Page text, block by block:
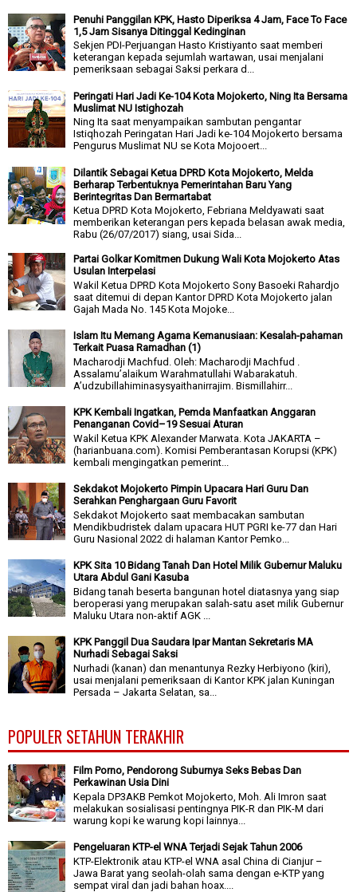
Penuhi Panggilan KPK, Hasto Diperiksa 4 Jam, Face To Face
1,5 Jam Sisanya Ditinggal Kedinginan
Sekjen PDI-Perjuangan Hasto Kristiyanto saat memberi
keterangan kepada sejumlah wartawan, usai menjalani
pemeriksaan sebagai Saksi perkara d...
Peringati Hari Jadi Ke-104 Kota Mojokerto, Ning Ita Bersama
Muslimat NU Istighozah
Ning Ita saat menyampaikan sambutan pengantar
Istiqhozah Peringatan Hari Jadi ke-104 Mojokerto bersama
Pengurus Muslimat NU se Kota Mojooert...
Dilantik Sebagai Ketua DPRD Kota Mojokerto, Melda
Berharap Terbentuknya Pemerintahan Baru Yang
Berintegritas Dan Bermartabat
Ketua DPRD Kota Mojokerto, Febriana Meldyawati saat
memberikan keterangan pers kepada belasan awak media,
Rabu (26/07/2017) siang, usai Sida...
Partai Golkar Komitmen Dukung Wali Kota Mojokerto Atas
Usulan Interpelasi
Wakil Ketua DPRD Kota Mojokerto Sony Basoeki Rahardjo
saat ditemui di depan Kantor DPRD Kota Mojokerto jalan
Gajah Mada No. 145 Kota Mojoke...
Islam Itu Memang Agama Kemanusiaan: Kesalah-pahaman
Terkait Puasa Ramadhan (1)
Macharodji Machfud. Oleh: Macharodji Machfud .
Assalamu’alaikum Warahmatullahi Wabarakatuh.
A’udzubillahiminasysyaithanirrajim. Bismillahirr...
KPK Kembali Ingatkan, Pemda Manfaatkan Anggaran
Penanganan Covid–19 Sesuai Aturan
Wakil Ketua KPK Alexander Marwata. Kota JAKARTA –
(harianbuana.com). Komisi Pemberantasan Korupsi (KPK)
kembali mengingatkan pemerint...
Sekdakot Mojokerto Pimpin Upacara Hari Guru Dan
Serahkan Penghargaan Guru Favorit
Sekdakot Mojokerto saat membacakan sambutan
Mendikbudristek dalam upacara HUT PGRI ke-77 dan Hari
Guru Nasional 2022 di halaman Kantor Pemko...
KPK Sita 10 Bidang Tanah Dan Hotel Milik Gubernur Maluku
Utara Abdul Gani Kasuba
Bidang tanah beserta bangunan hotel diatasnya yang siap
beroperasi yang merupakan salah-satu aset milik Gubernur
Maluku Utara non-aktif AGK ...
KPK Panggil Dua Saudara Ipar Mantan Sekretaris MA
Nurhadi Sebagai Saksi
Nurhadi (kanan) dan menantunya Rezky Herbiyono (kiri),
usai menjalani pemeriksaan di Kantor KPK jalan Kuningan
Persada – Jakarta Selatan, sa...
POPULER SETAHUN TERAKHIR
Film Porno, Pendorong Suburnya Seks Bebas Dan
Perkawinan Usia Dini
Kepala DP3AKB Pemkot Mojokerto, Moh. Ali Imron saat
melakukan sosialisasi pentingnya PIK-R dan PIK-M dari
warung kopi ke warung kopi lainnya...
Pengeluaran KTP-el WNA Terjadi Sejak Tahun 2006
KTP-Elektronik atau KTP-el WNA asal China di Cianjur –
Jawa Barat yang seolah-olah sama dengan e-KTP yang
sempat viral dan jadi bahan hoax....